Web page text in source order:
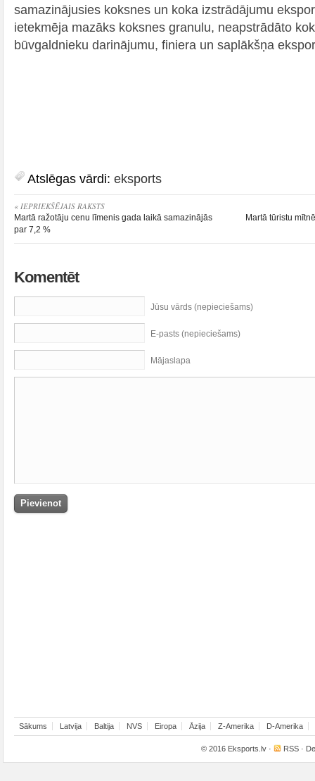
samazinājusies koksnes un koka izstrādājumu
ietekmēja mazāks koksnes granulu, neapstrādāto
būvgaldnieku darinājumu, finiera un saplākšņa
Atslēgas vārdi: eksports
« IEPRIEKŠĒJAIS RAKSTS
Martā ražotāju cenu līmenis gada laikā samazinājās
par 7,2 %
Martā tūristu
Komentēt
Jūsu vārds (nepieciešams)
E-pasts (nepieciešams)
Mājaslapa
Sākums Latvija Baltija NVS Eiropa Āzija Z-Amerika D-Amerika
© 2016 Eksports.lv · RSS ·